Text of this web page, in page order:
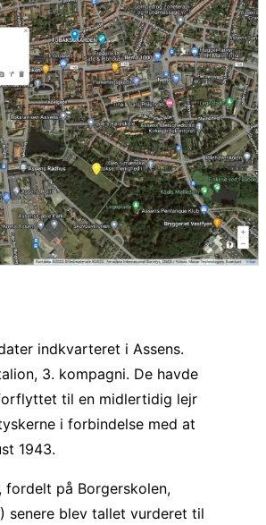
indkvarteret i Assens.
3. kompagni. De havde
til en midlertidig lejr
i forbindelse med at
1943.
fordelt på Borgerskolen,
senere blev tallet vurderet til